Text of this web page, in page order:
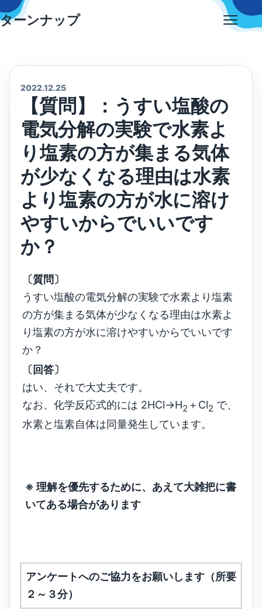
Skip
to
ターンナップ
2022.12.25
【質問】：うすい塩酸の
電気分解の実験で水素よ
り塩素の方が集まる気体
が少なくなる理由は水素
より塩素の方が水に溶け
やすいからでいいです
か？
〔質問〕
うすい塩酸の電気分解の実験で水素より塩素
の方が集まる気体が少なくなる理由は水素よ
り塩素の方が水に溶けやすいからでいいです
か？
〔回答〕
はい、それで大丈夫です。
なお、化学反応式的には 2HCl→H2 ＋Cl2 で、
水素と塩素自体は同量発生しています。
※ 理解を優先するために、あえて大雑把に書
いてある場合があります
アンケートへのご協力をお願いします（所要
２～３分）